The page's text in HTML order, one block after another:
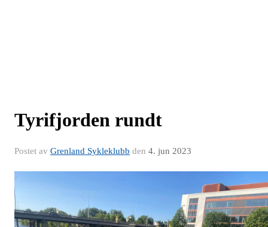
Tyrifjorden rundt
Postet av Grenland Sykleklubb den 4. jun 2023